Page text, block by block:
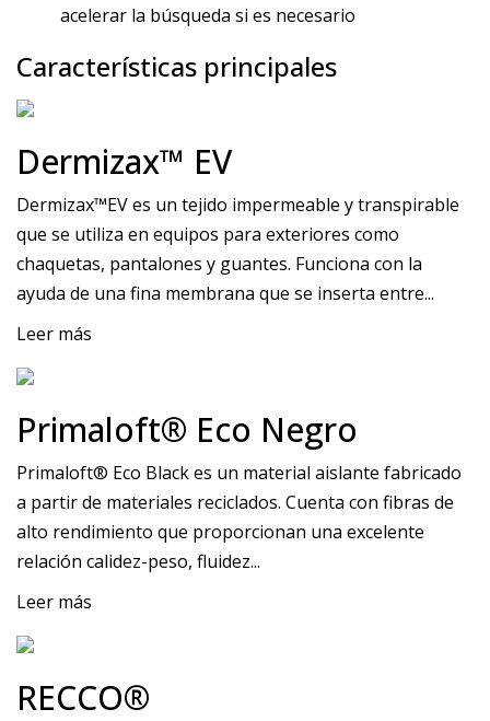
acelerar la búsqueda si es necesario
Características principales
Dermizax™ EV
Dermizax™EV es un tejido impermeable y transpirable
que se utiliza en equipos para exteriores como
chaquetas, pantalones y guantes. Funciona con la
ayuda de una fina membrana que se inserta entre...
Leer más
Primaloft® Eco Negro
Primaloft® Eco Black es un material aislante fabricado
a partir de materiales reciclados. Cuenta con fibras de
alto rendimiento que proporcionan una excelente
relación calidez-peso, fluidez...
Leer más
RECCO®